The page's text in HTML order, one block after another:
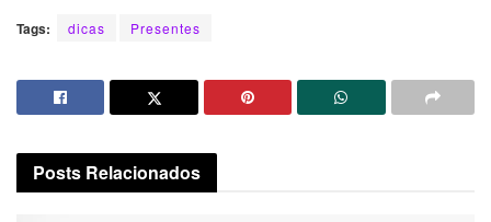
Tags: dicas Presentes
Posts Relacionados